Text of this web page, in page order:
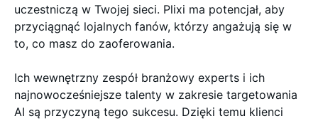
uczestniczą w Twojej sieci. Plixi ma potencjał, aby
przyciągnąć lojalnych fanów, którzy angażują się w
to, co masz do zaoferowania.
Ich wewnętrzny zespół branżowy experts i ich
najnowocześniejsze talenty w zakresie targetowania
AI są przyczyną tego sukcesu. Dzięki temu klienci